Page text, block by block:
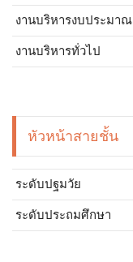
งานบริหารงบประมาณ
งานบริหารทั่วไป
หัวหน้าสายชั้น
ระดับปฐมวัย
ระดับประถมศึกษา